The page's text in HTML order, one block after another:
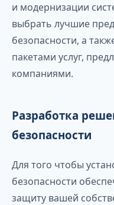
и модернизации
выбрать лучшие
безопасности, а
пакетами услуг,
компаниями.
Разработка
безопасности
Для того чтобы
безопасности
защиту вашей